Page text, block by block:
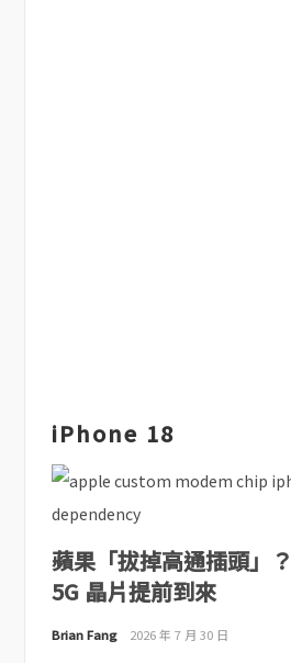
iPhone 18
蘋果「拔掉高通插頭」
5G 晶片提前到來
Brian Fang 2026 年 7 月 30 日